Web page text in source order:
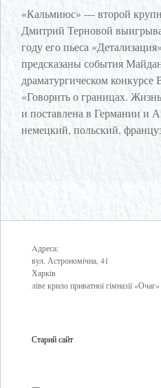
«Кальмиюс» — второй
Дмитрий Терновой
году его пьеса
предсказаны события
драматургическом
«Говорить о границах.
и поставлена в Германии и
немецкий, польский,
Aдреса:
вул. Астрономічна, 41
Харків
ліве крило приватної гімназії «Очаг»
Старий сайт